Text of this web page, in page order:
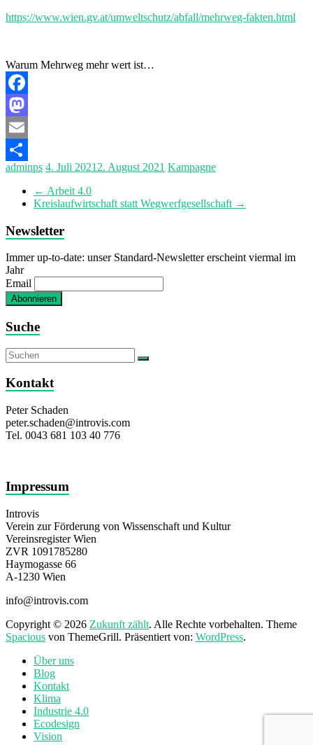
https://www.wien.gv.at/umweltschutz/abfall/mehrweg-fakten.html
Warum Mehrweg mehr wert ist…
Facebook
Mastodon
Email
Teilen
adminps 4. Juli 2021 2. August 2021 Kampagne
← Arbeit 4.0
Kreislaufwirtschaft statt Wegwerfgesellschaft →
Newsletter
Immer up-to-date: unser Standard-Newsletter erscheint viermal im
Jahr
Email
Suche
Kontakt
Peter Schaden
peter.schaden@introvis.com
Tel. 0043 681 103 40 776
Impressum
Introvis
Verein zur Förderung von Wissenschaft und Kultur
Vereinsregister Wien
ZVR 1091785280
Haymogasse 66
A-1230 Wien
info@introvis.com
Copyright © 2026 Zukunft zählt. Alle Rechte vorbehalten. Theme
Spacious von ThemeGrill. Präsentiert von: WordPress.
Über uns
Blog
Kontakt
Klima
Industrie 4.0
Ecodesign
Vision